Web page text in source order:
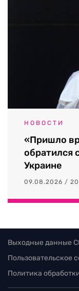
НОВОСТИ
«Пришло
обратился
Украине
09.08.2026 /
Выходные данные
Пользовательское
Политика